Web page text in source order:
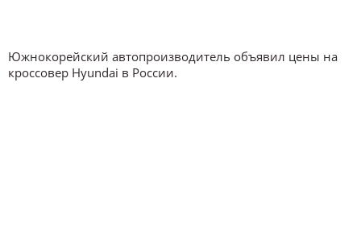
Южнокорейский автопроизводитель объявил цены на
кроссовер Hyundai в России.